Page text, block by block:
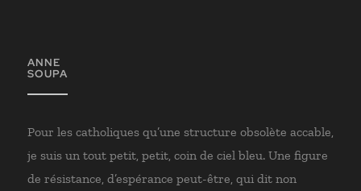
ANNE
SOUPA
Pour les catholiques qu’une structure obsolète accable,
je suis un tout petit, petit, coin de ciel bleu. Une figure
de résistance, d’espérance peut-être, qui dit non